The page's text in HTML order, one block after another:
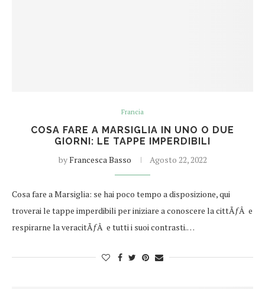
Francia
COSA FARE A MARSIGLIA IN UNO O DUE
GIORNI: LE TAPPE IMPERDIBILI
byFrancesca Basso Agosto 22, 2022
Cosa fare a Marsiglia: se hai poco tempo a disposizione, qui
troverai le tappe imperdibili per iniziare a conoscere la cittÃƒÂ e
respirarne la veracitÃƒÂ e tutti i suoi contrasti.…